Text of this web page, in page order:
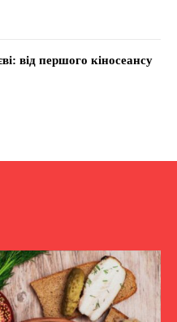
від першого кіносеансу